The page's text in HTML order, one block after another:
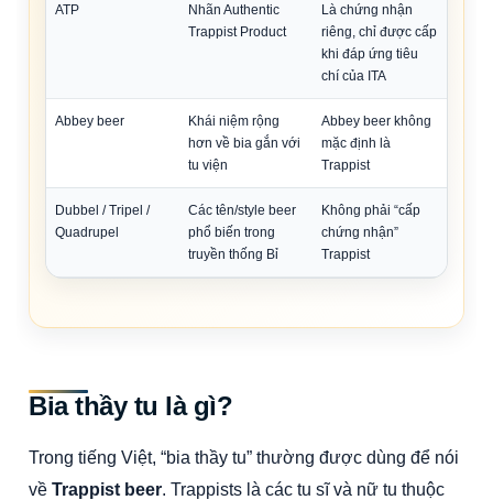
ATP
Nhãn Authentic
Trappist Product
Là chứng nhận
riêng, chỉ được cấp
khi đáp ứng tiêu
chí của ITA
Abbey beer
Khái niệm rộng
hơn về bia gắn với
tu viện
Abbey beer không
mặc định là
Trappist
Dubbel / Tripel /
Quadrupel
Các tên/style beer
phổ biến trong
truyền thống Bỉ
Không phải “cấp
chứng nhận”
Trappist
Bia thầy tu là gì?
Trong tiếng Việt, “bia thầy tu” thường được dùng để nói
về Trappist beer. Trappists là các tu sĩ và nữ tu thuộc